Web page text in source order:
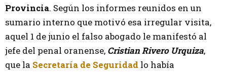
Provincia. Según los informes reunidos en un
sumario interno que motivó esa irregular visita,
aquel 1 de junio el falso abogado le manifestó al
jefe del penal oranense, Cristian Rivero Urquiza,
que la Secretaría de Seguridad lo había